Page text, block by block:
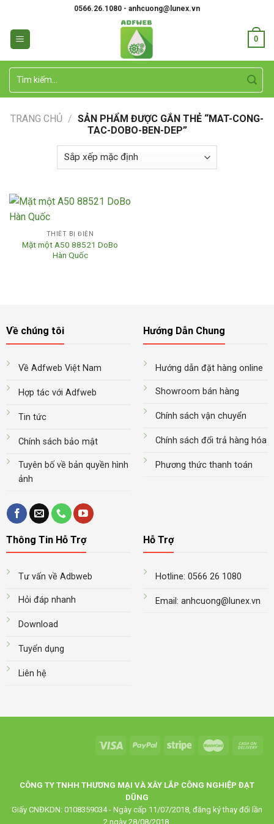
content
0566.26.1080 - anhcuong@lunex.vn
0
Tìm
TRANG CHỦ / SẢN PHẨM ĐƯỢC GẮN THẺ “MAT-CONG-
TAC-DOBO-BEN-DEP”
THIẾT BỊ ĐIỆN
Mặt một A50 88521 DoBo
Hàn Quốc
Về chúng tôi
Về Adfweb Việt Nam
Hợp tác với Adfweb
Tin tức
Chính sách bảo mật
Tuyên bố về bản quyền hình
ảnh
Hướng Dẫn Chung
Hướng dẫn đặt hàng online
Showroom bán hàng
Chính sách vận chuyển
Chính sách đổi trả hàng hóa
Phương thức thanh toán
Thông Tin Hỗ Trợ
Tư vấn về Adbweb
Hỏi đáp nhanh
Download
Tuyển dụng
Liên hệ
Hỗ Trợ
Hotline: 0566 26 1080
Email: anhcuong@lunex.vn
CÔNG TY TNHH THƯƠNG MẠI VÀ XÂY LẮP CÔNG NGHIỆP ĐẠT
DŨNG
Giấy CNĐKDN: 0108359034 - Ngày cấp 11/07/2018, đăng ký thay đổi lần
2 ngày 28/08/2018.